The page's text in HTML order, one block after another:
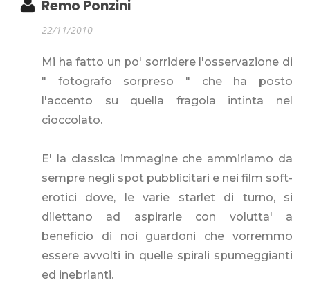
Remo Ponzini
22/11/2010
Mi ha fatto un po' sorridere l'osservazione di
" fotografo sorpreso " che ha posto
l'accento su quella fragola intinta nel
cioccolato.
E' la classica immagine che ammiriamo da
sempre negli spot pubblicitari e nei film soft-
erotici dove, le varie starlet di turno, si
dilettano ad aspirarle con volutta' a
beneficio di noi guardoni che vorremmo
essere avvolti in quelle spirali spumeggianti
ed inebrianti.